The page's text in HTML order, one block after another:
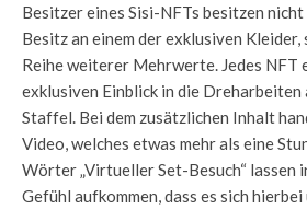
Besitzer eines Sisi-NFTs besitzen
Besitz an einem der exklusiven Kleider,
Reihe weiterer Mehrwerte. Jedes NFT
exklusiven Einblick in die Dreharbeiten
Staffel. Bei dem zusätzlichen Inhalt
Video, welches etwas mehr als eine
Wörter „Virtueller Set-Besuch“ lassen
Gefühl aufkommen, dass es sich